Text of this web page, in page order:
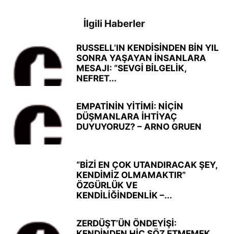
İlgili Haberler
RUSSELL’IN KENDİSİNDEN BİN YIL
SONRA YAŞAYAN İNSANLARA
MESAJI: “SEVGİ BİLGELİK,
NEFRET...
EMPATİNİN YİTİMİ: NİÇİN
DÜŞMANLARA İHTİYAÇ
DUYUYORUZ? – ARNO GRUEN
“BİZİ EN ÇOK UTANDIRACAK ŞEY,
KENDİMİZ OLMAMAKTIR”
ÖZGÜRLÜK VE
KENDİLİĞİNDENLİK –...
ZERDÜŞT’ÜN ÖNDEYİŞİ: